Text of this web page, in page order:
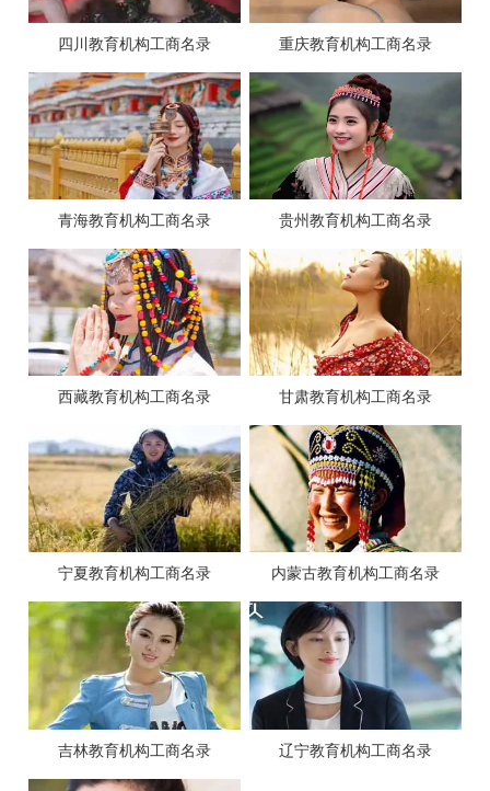
四川教育机构工商名录 重庆教育机构工商名录
青海教育机构工商名录 贵州教育机构工商名录
西藏教育机构工商名录 甘肃教育机构工商名录
宁夏教育机构工商名录 内蒙古教育机构工商名录
吉林教育机构工商名录 辽宁教育机构工商名录